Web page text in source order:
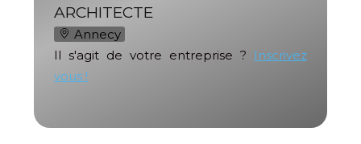
ARCHITECTE
Annecy
Il s'agit de votre entreprise ?
Inscrivez
vous !